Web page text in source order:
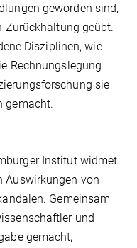
geworden sind,
Zurückhaltung geübt.
Disziplinen, wie
Rechnungslegung
sie
gemacht.
Institut widmet
Auswirkungen von
Gemeinsam
und
gemacht,